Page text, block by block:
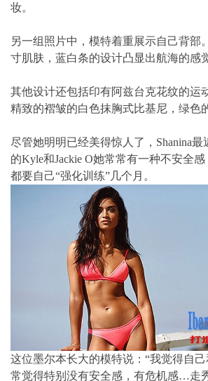
妆。
另一组照片中，模特着重展示自己背部
寸肌肤，蓝白条的设计凸显出航海的感
其他设计还包括印有阿兹台克花纹的运
精致的褶皱的白色抹胸式比基尼，绿色
尽管她明明已经美得惊人了，Shanina
的Kyle和Jackie O她常常有一种不安全
都要自己“强化训练”几个月。
这位墨尔本长大的模特说：“我觉得自
常觉得特别没有安全感，有危机感…走